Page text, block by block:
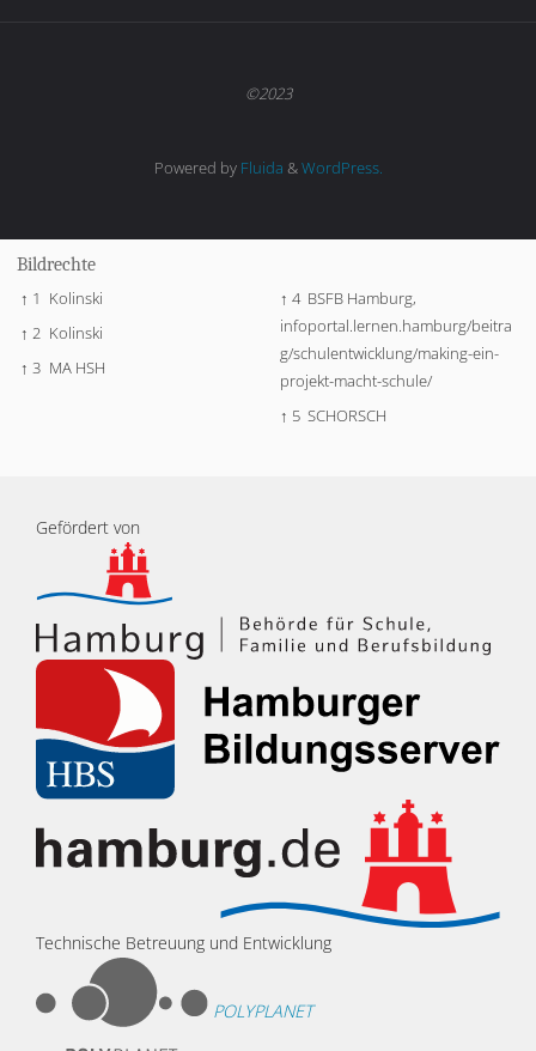
©2023
Powered byFluida &WordPress.
Bildrechte
↑ 1 Kolinski
↑ 2 Kolinski
↑ 3 MA HSH
↑ 4 BSFB Hamburg,
infoportal.lernen.hamburg/beitra
g/schulentwicklung/making-ein-
projekt-macht-schule/
↑ 5 SCHORSCH
Gefördert von
Technische Betreuung und Entwicklung
POLYPLANET